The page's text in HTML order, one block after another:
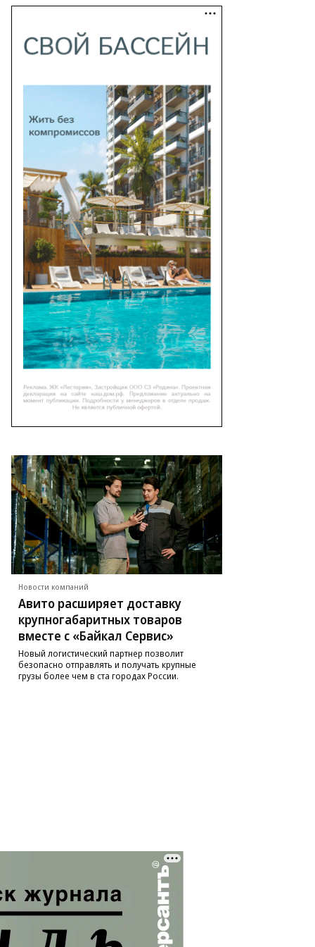
Новости компаний
Авито расширяет доставку
крупногабаритных товаров
вместе с «Байкал Сервис»
Новый логистический партнер позволит
безопасно отправлять и получать крупные
грузы более чем в ста городах России.